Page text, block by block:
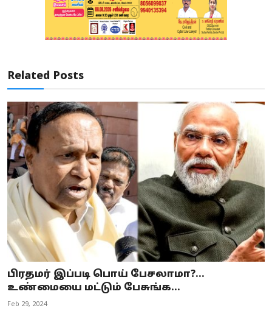
Related Posts
பிரதமர் இப்படி பொய் பேசலாமா?...
உண்மையை மட்டும் பேசுங்க...
Feb 29, 2024